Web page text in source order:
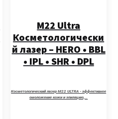
M22 Ultra
Косметологически
й лазер – HERO • BBL
• IPL • SHR • DPL
Косметологический лазер M22 ULTRA - эффективное
омоложение кожи и эпиляцию,…